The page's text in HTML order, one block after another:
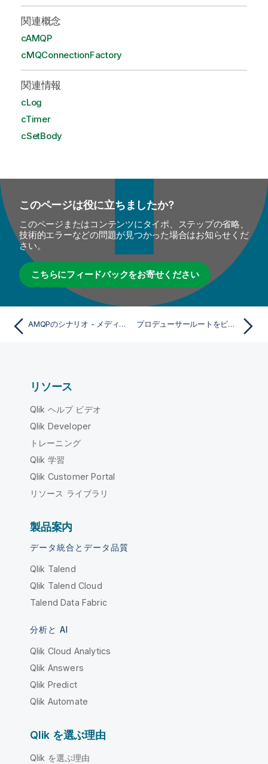
関連概念
cAMQP
cMQConnectionFactory
関連情報
cLog
cTimer
cSetBody
このページは役に立ちましたか?
このページまたはコンテンツにタイポ、ステップの省略、
技術的エラーなどの問題が見つかった場合はお知らせくだ
さい。
こちらにフィードバックをお寄せください
AMQPのシナリオ - メディエーション プロデューサールートをビルドする
リソース
Qlik ヘルプ ビデオ
Qlik Developer
トレーニング
Qlik 学習
Qlik Customer Portal
リソース ライブラリ
製品案内
データ統合とデータ品質
Qlik Talend
Qlik Talend Cloud
Talend Data Fabric
分析と AI
Qlik Cloud Analytics
Qlik Answers
Qlik Predict
Qlik Automate
Qlik を選ぶ理由
Qlik を選ぶ理由